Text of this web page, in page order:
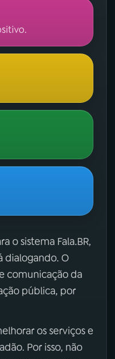
o sistema Fala.BR,
dialogando. O
comunicação da
pública, por
os serviços e
Por isso, não